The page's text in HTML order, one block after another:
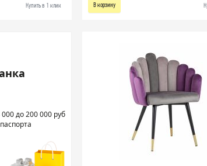
Купить в 1 клик В корзину
до 200 000 руб